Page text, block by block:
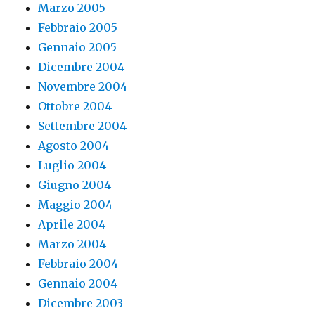
Marzo 2005
Febbraio 2005
Gennaio 2005
Dicembre 2004
Novembre 2004
Ottobre 2004
Settembre 2004
Agosto 2004
Luglio 2004
Giugno 2004
Maggio 2004
Aprile 2004
Marzo 2004
Febbraio 2004
Gennaio 2004
Dicembre 2003